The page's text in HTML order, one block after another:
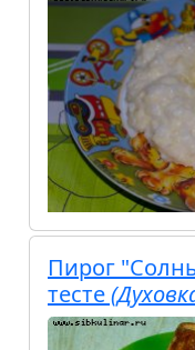
Пирог
тесте